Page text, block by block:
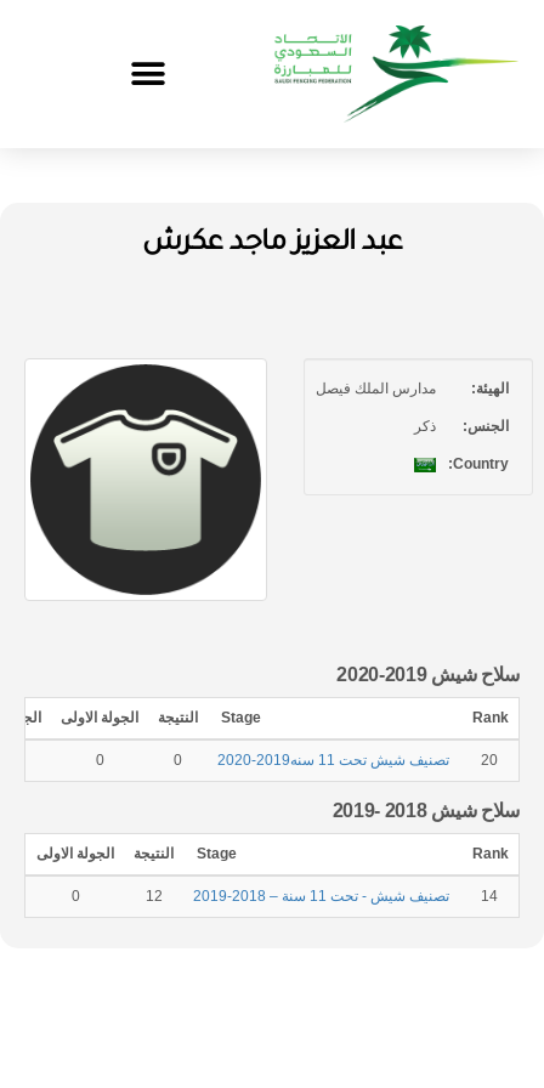
عبد العزيز ماجد عكرش
الهيئة: مدارس الملك فيصل
الجنس: ذكر
Country:
سلاح شيش 2019-2020
Rank
Stage النتيجة الجولة الاولى الجولة
20 تصنيف شيش تحت 11 سنه2019-2020 0
0
سلاح شيش 2018 -2019
Rank
Stage النتيجة الجولة الاولى
14 تصنيف شيش - تحت 11 سنة – 2018-2019 12
0